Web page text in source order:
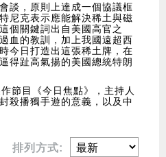
談，原則上達成一個協議框
尼克表示應能解決稀土與磁
個關鍵詞出自美國高官之
血的教訓，加上我國遠超西
今日打造出這張稀土牌，在
得趾高氣揚的美國總統特朗
節目《今日焦點》，主持人
殺播獨手遊的意義，以及中
排列方式: